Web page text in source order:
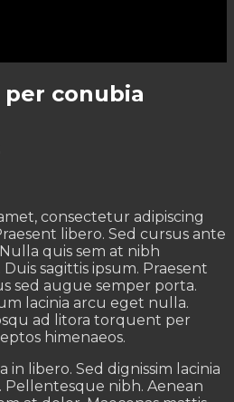
conubia
consectetur adipiscing
libero. Sed cursus ante
quis sem at nibh
sagittis ipsum. Praesent
sed augue semper porta.
lacinia arcu eget nulla.
ad litora torquent per
himenaeos.
in libero. Sed dignissim lacinia
nibh. Aenean